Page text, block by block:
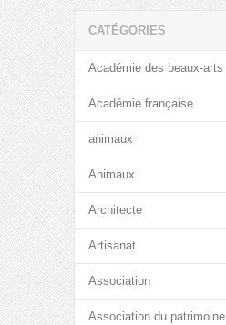
CATÉGORIES
Académie des beaux-arts
Académie française
animaux
Animaux
Architecte
Artisanat
Association
Association du patrimoine